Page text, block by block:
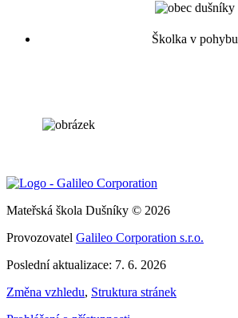
Školka v pohybu
Mateřská škola Dušníky © 2026
Provozovatel Galileo Corporation s.r.o.
Poslední aktualizace: 7. 6. 2026
Změna vzhledu, Struktura stránek